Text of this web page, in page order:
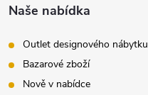
Naše nabídka
Outlet designového nábytku
Bazarové zboží
Nově v nabídce